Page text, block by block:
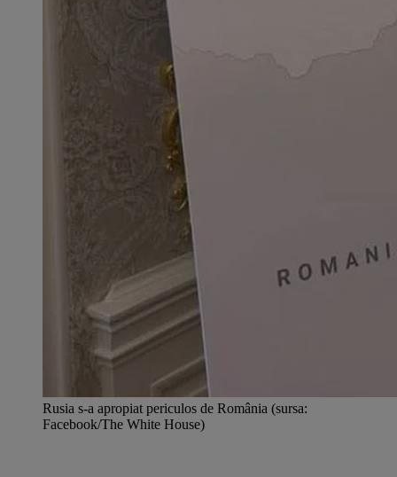
Rusia s-a apropiat periculos de România (sursa:
Facebook/The White House)